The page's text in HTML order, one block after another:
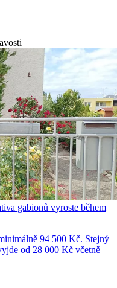
gabionů vyroste během
94 500 Kč. Stejný
od 28 000 Kč včetně